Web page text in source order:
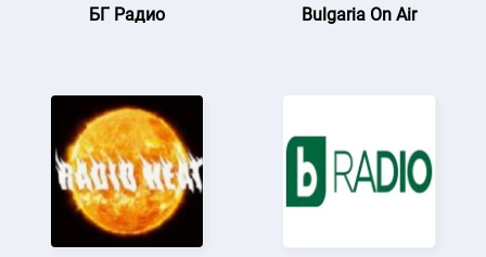
БГ Радио Bulgaria On Air